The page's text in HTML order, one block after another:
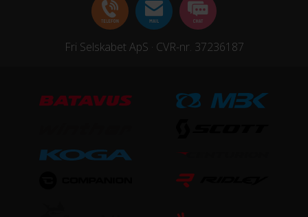
Fri Selskabet ApS · CVR-nr. 37236187